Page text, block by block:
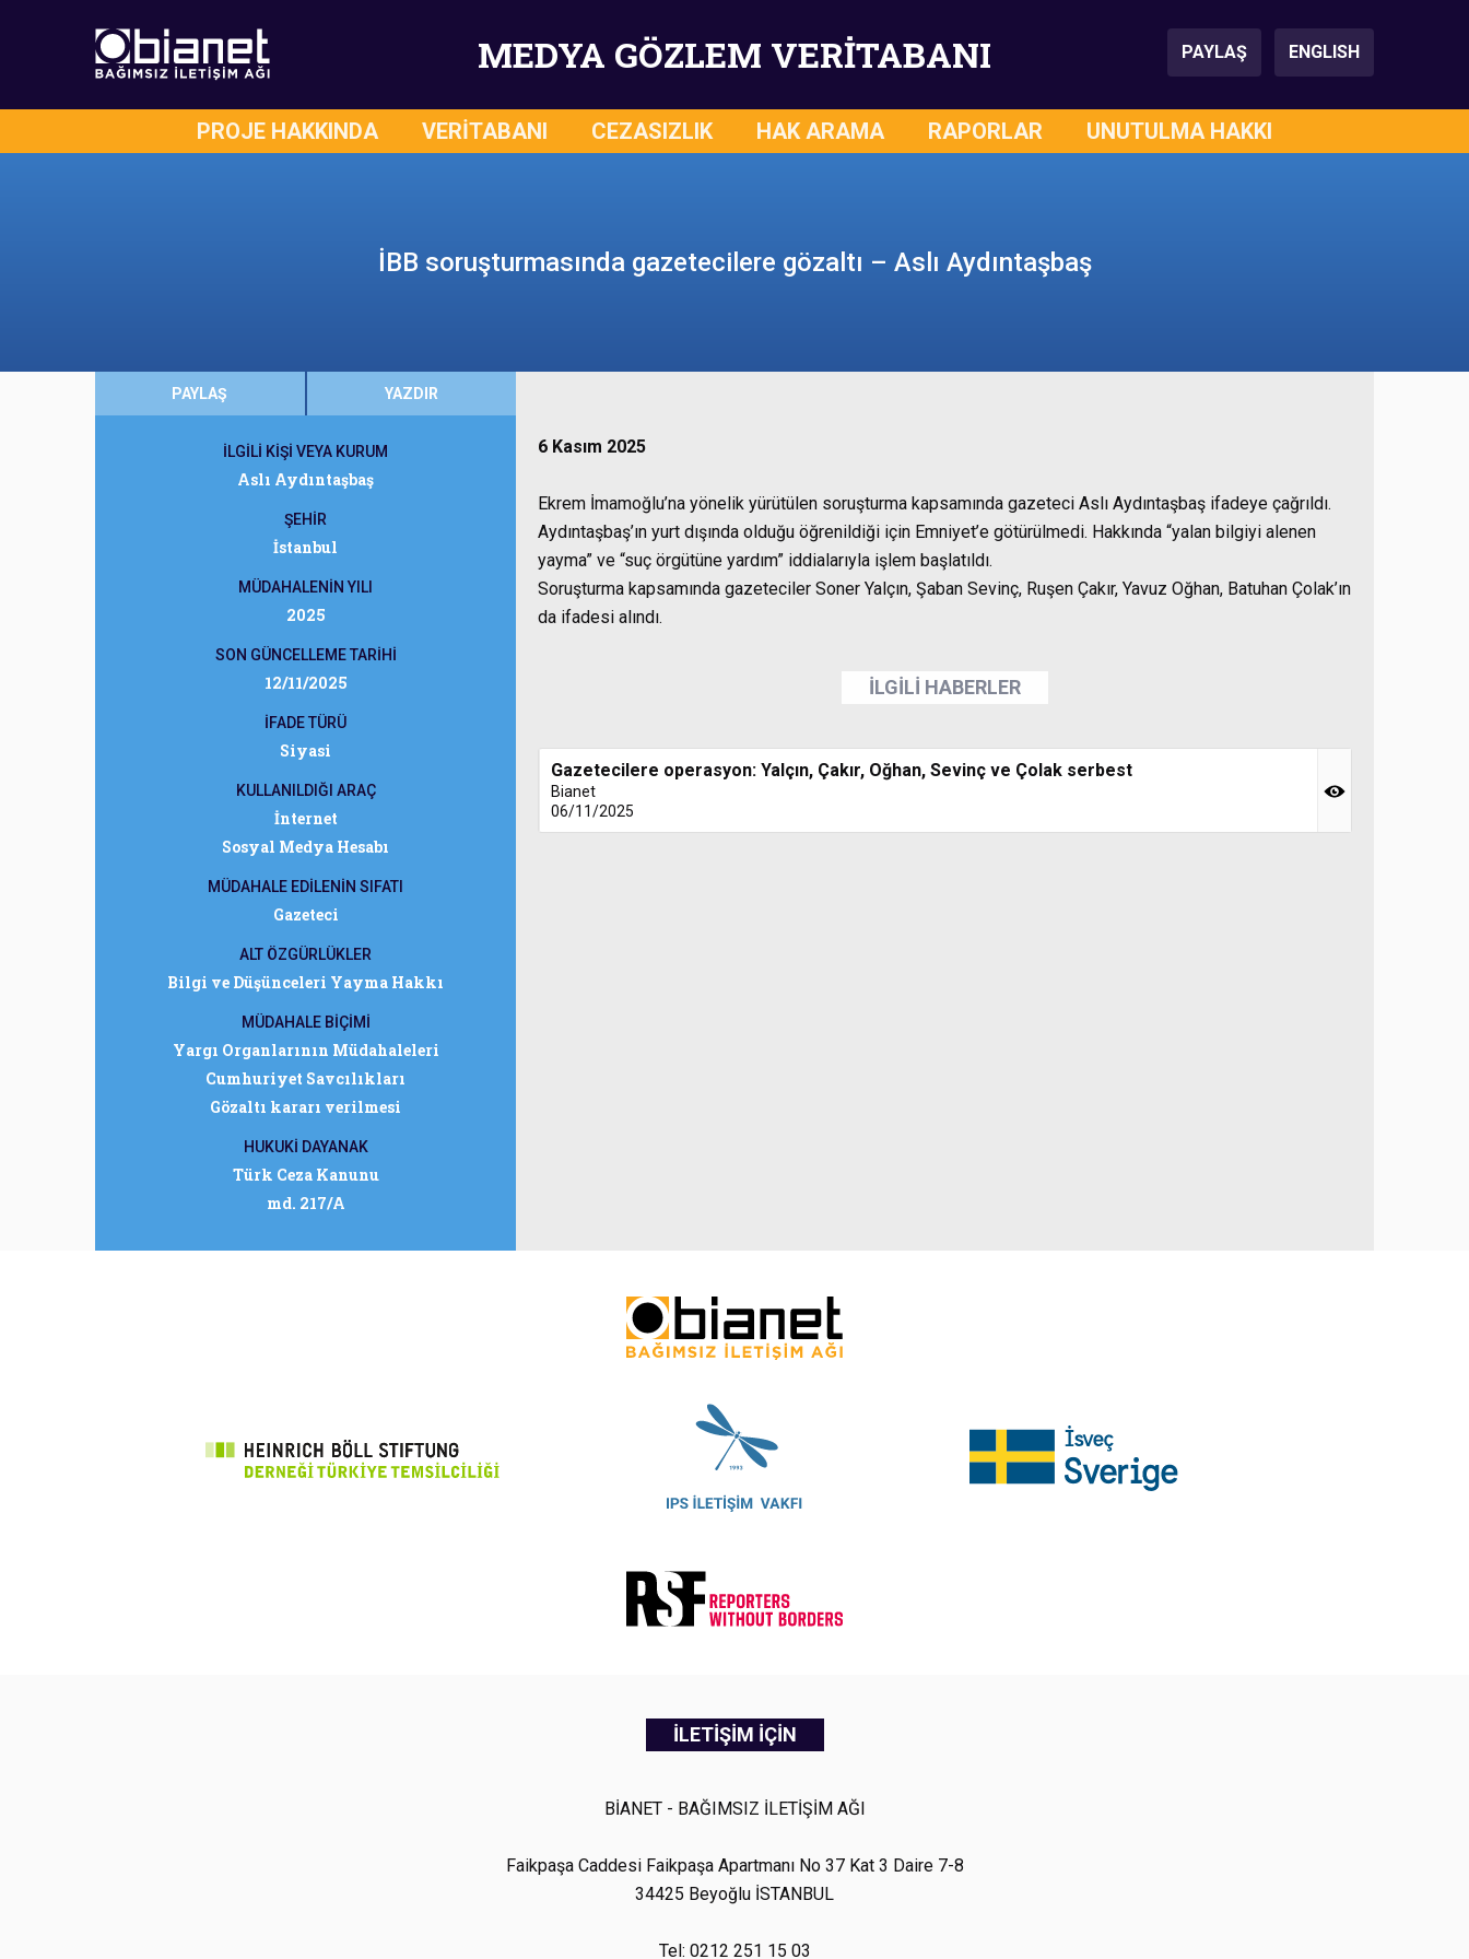
MEDYA GÖZLEM VERİTABANI PAYLAŞ ENGLISH
PROJE HAKKINDA VERİTABANI CEZASIZLIK HAK ARAMA RAPORLAR UNUTULMA HAKKI
İBB soruşturmasında gazetecilere gözaltı – Aslı Aydıntaşbaş
PAYLAŞ YAZDIR
İLGİLİ KİŞİ VEYA KURUM
Aslı Aydıntaşbaş
ŞEHİR
İstanbul
MÜDAHALENİN YILI
2025
SON GÜNCELLEME TARİHİ
12/11/2025
İFADE TÜRÜ
Siyasi
KULLANILDIĞI ARAÇ
İnternet
Sosyal Medya Hesabı
MÜDAHALE EDİLENİN SIFATI
Gazeteci
ALT ÖZGÜRLÜKLER
Bilgi ve Düşünceleri Yayma Hakkı
MÜDAHALE BİÇİMİ
Yargı Organlarının Müdahaleleri
Cumhuriyet Savcılıkları
Gözaltı kararı verilmesi
HUKUKİ DAYANAK
Türk Ceza Kanunu
md. 217/A
6 Kasım 2025
Ekrem İmamoğlu’na yönelik yürütülen soruşturma kapsamında gazeteci Aslı Aydıntaşbaş ifadeye çağrıldı.
Aydıntaşbaş’ın yurt dışında olduğu öğrenildiği için Emniyet’e götürülmedi. Hakkında “yalan bilgiyi alenen
yayma” ve “suç örgütüne yardım” iddialarıyla işlem başlatıldı.
Soruşturma kapsamında gazeteciler Soner Yalçın, Şaban Sevinç, Ruşen Çakır, Yavuz Oğhan, Batuhan Çolak’ın
da ifadesi alındı.
İLGİLİ HABERLER
Gazetecilere operasyon: Yalçın, Çakır, Oğhan, Sevinç ve Çolak serbest
Bianet
06/11/2025
İLETİŞİM İÇİN
BİANET - BAĞIMSIZ İLETİŞİM AĞI
Faikpaşa Caddesi Faikpaşa Apartmanı No 37 Kat 3 Daire 7-8
34425 Beyoğlu İSTANBUL
Tel: 0212 251 15 03